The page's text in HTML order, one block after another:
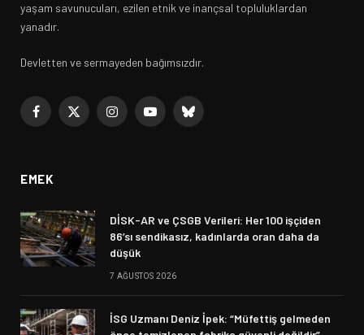
yaşam savunucuları, ezilen etnik ve inançsal topluluklardan
yanadır.
Devletten ve sermayeden bağımsızdır.
Facebook
X
InstagramYouTubeBluesky
EMEK
DİSK-AR ve ÇSGB Verileri: Her 100 işçiden
86’sı sendikasız, kadınlarda oran daha da
düşük
7 AĞUSTOS 2026
İSG Uzmanı Deniz İpek: “Müfettiş gelmeden